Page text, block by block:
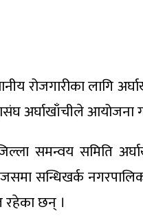
रोजगारीका लागि
अर्घाखाँचीले
समन्वय समिति
सन्धिखर्क
रहेका छन् ।